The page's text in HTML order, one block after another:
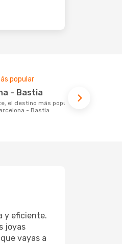
popular
- Bastia
- Bastia
y eficiente.
joyas
vayas a